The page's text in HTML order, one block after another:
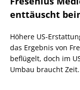
enttäuscht
Höhere US-
das Ergebnis von
beflügelt, doch im
Umbau braucht Zeit.